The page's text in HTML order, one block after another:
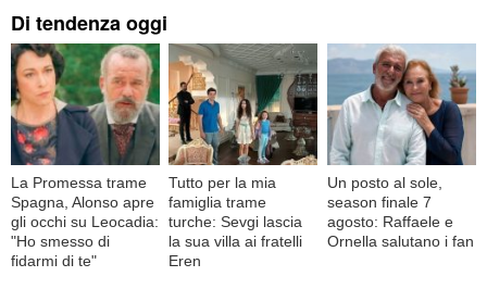
Di tendenza oggi
La Promessa trame
Spagna, Alonso apre
gli occhi su Leocadia:
"Ho smesso di
fidarmi di te"
Tutto per la mia
famiglia trame
turche: Sevgi lascia
la sua villa ai fratelli
Eren
Un posto al sole,
season finale 7
agosto: Raffaele e
Ornella salutano i fan